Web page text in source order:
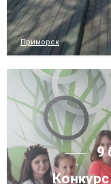
Приморск
9
Конкурс